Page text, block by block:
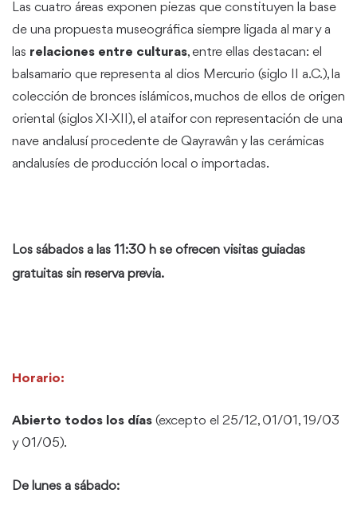
Las cuatro áreas exponen piezas que constituyen la base
de una propuesta museográfica siempre ligada al mar y a
las relaciones entre culturas, entre ellas destacan: el
balsamario que representa al dios Mercurio (siglo II a.C.), la
colección de bronces islámicos, muchos de ellos de origen
oriental (siglos XI-XII), el ataifor con representación de una
nave andalusí procedente de Qayrawân y las cerámicas
andalusíes de producción local o importadas.
Los sábados a las 11:30 h se ofrecen visitas guiadas
gratuitas sin reserva previa.
Horario:
Abierto todos los días (excepto el 25/12, 01/01, 19/03
y 01/05).
De lunes a sábado: